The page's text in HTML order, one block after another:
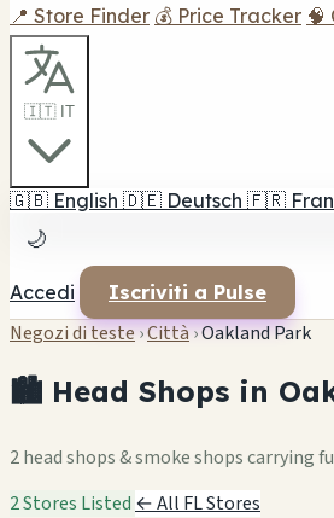
📍 Store Finder 💰 Price Tracker 🧠
🇮🇹 IT
🇬🇧 English 🇩🇪 Deutsch 🇫🇷
🌙
Accedi Iscriviti a Pulse
Negozi di teste›Città›Oakland Park
🏙️ Head Shops in
2 head shops & smoke shops carrying
2 Stores Listed ← All FL Stores